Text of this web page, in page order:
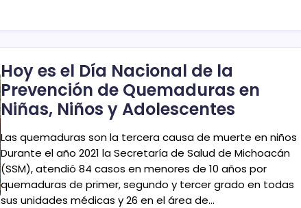
Hoy es el Día Nacional de la
Prevención de Quemaduras en
Niñas, Niños y Adolescentes
Las quemaduras son la tercera causa de muerte en niños
Durante el año 2021 la Secretaría de Salud de Michoacán
(SSM), atendió 84 casos en menores de 10 años por
quemaduras de primer, segundo y tercer grado en todas
sus unidades médicas y 26 en el área de…